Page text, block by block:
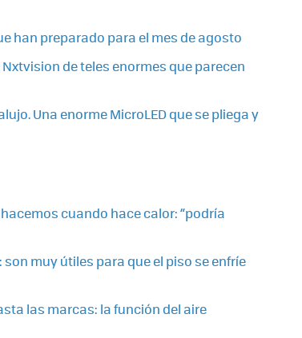
han preparado para el mes de agosto
de teles enormes que parecen
Una enorme MicroLED que se pliega y
cuando hace calor: “podría
muy útiles para que el piso se enfríe
las marcas: la función del aire